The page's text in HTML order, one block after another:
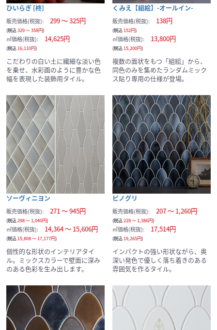
ひいらぎ [柊]
販売価格(税抜): 299 ～ 325円
(税込329 ～ 358円)
㎡価格(税抜): 14,625円
(税込16,110円)
こだわりの白い土に繊細な淡い色
を乗せ、水彩画のように豊かな色
幅を表現した装飾用タイル。
くみえ【組絵】-オールイン-
販売価格(税抜): 138円
(税込152円)
㎡価格(税抜): 13,800円
(税込15,200円)
複数の面状をもつ「組絵」から、
同色のみを集めたランダムミック
ス貼り専用の仕様が登場。
ソーヴィニヨン
販売価格(税抜): 271 ～ 945円
(税込298 ～ 1,040円)
㎡価格(税抜): 14,364 ～ 15,606円
(税込15,808 ～ 17,177円)
個性的な形状のインテリアタイ
ル。ミックスカラーで壁面に深み
のある色彩を生み出します。
ピノグリ
販売価格(税抜): 207 ～ 1,260円
(税込228 ～ 1,386円)
㎡価格(税抜): 17,514円
(税込19,265円)
インパクトの強い形状ながら、奥
深い発色で優しく落ち着きのある
雰囲気を作るタイル。